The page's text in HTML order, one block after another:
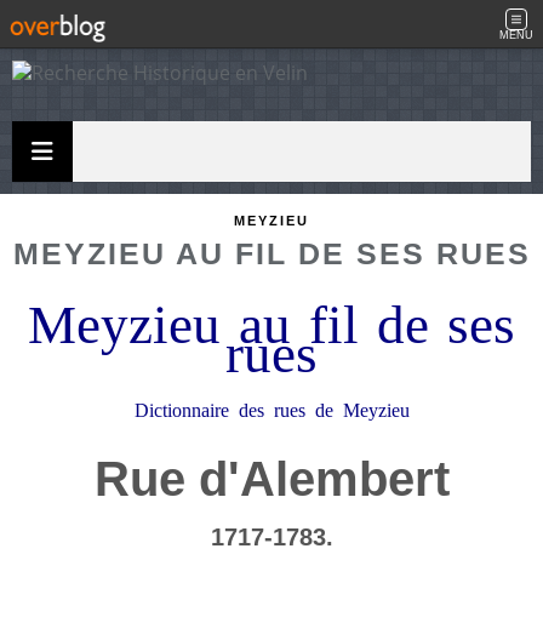
MENU
MEYZIEU
MEYZIEU AU FIL DE SES RUES
Meyzieu au fil de ses
rues
Dictionnaire des rues de Meyzieu
Rue d'Alembert
1717-1783.